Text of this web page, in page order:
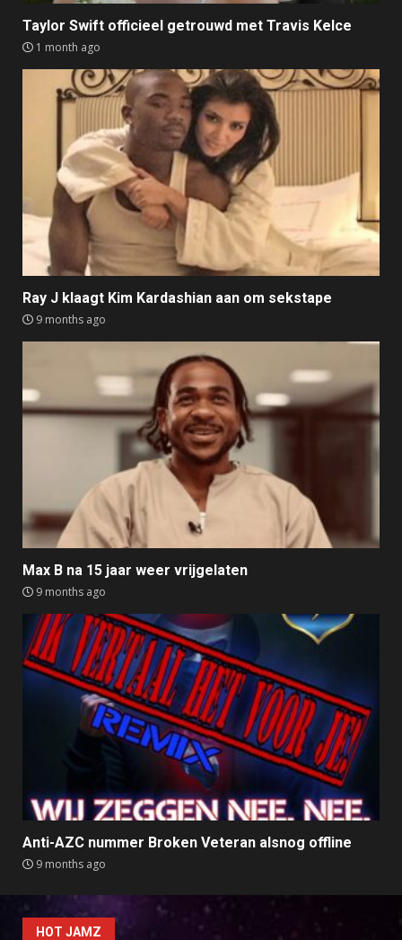
Taylor Swift officieel getrouwd met Travis Kelce
1 month ago
Ray J klaagt Kim Kardashian aan om sekstape
9 months ago
Max B na 15 jaar weer vrijgelaten
9 months ago
Anti-AZC nummer Broken Veteran alsnog offline
9 months ago
HOT JAMZ